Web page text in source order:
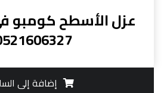
عزل الأسطح كومبو
إضافة إلى